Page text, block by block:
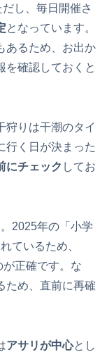
し、毎日開催さ
となっています。
あるため、お出か
を確認しておくと
狩りは干潮のタイ
行く日が決まった
にチェック してお
2025年の「小学
ているため、
が正確です。な
ため、直前に再確
アサリが中心とし